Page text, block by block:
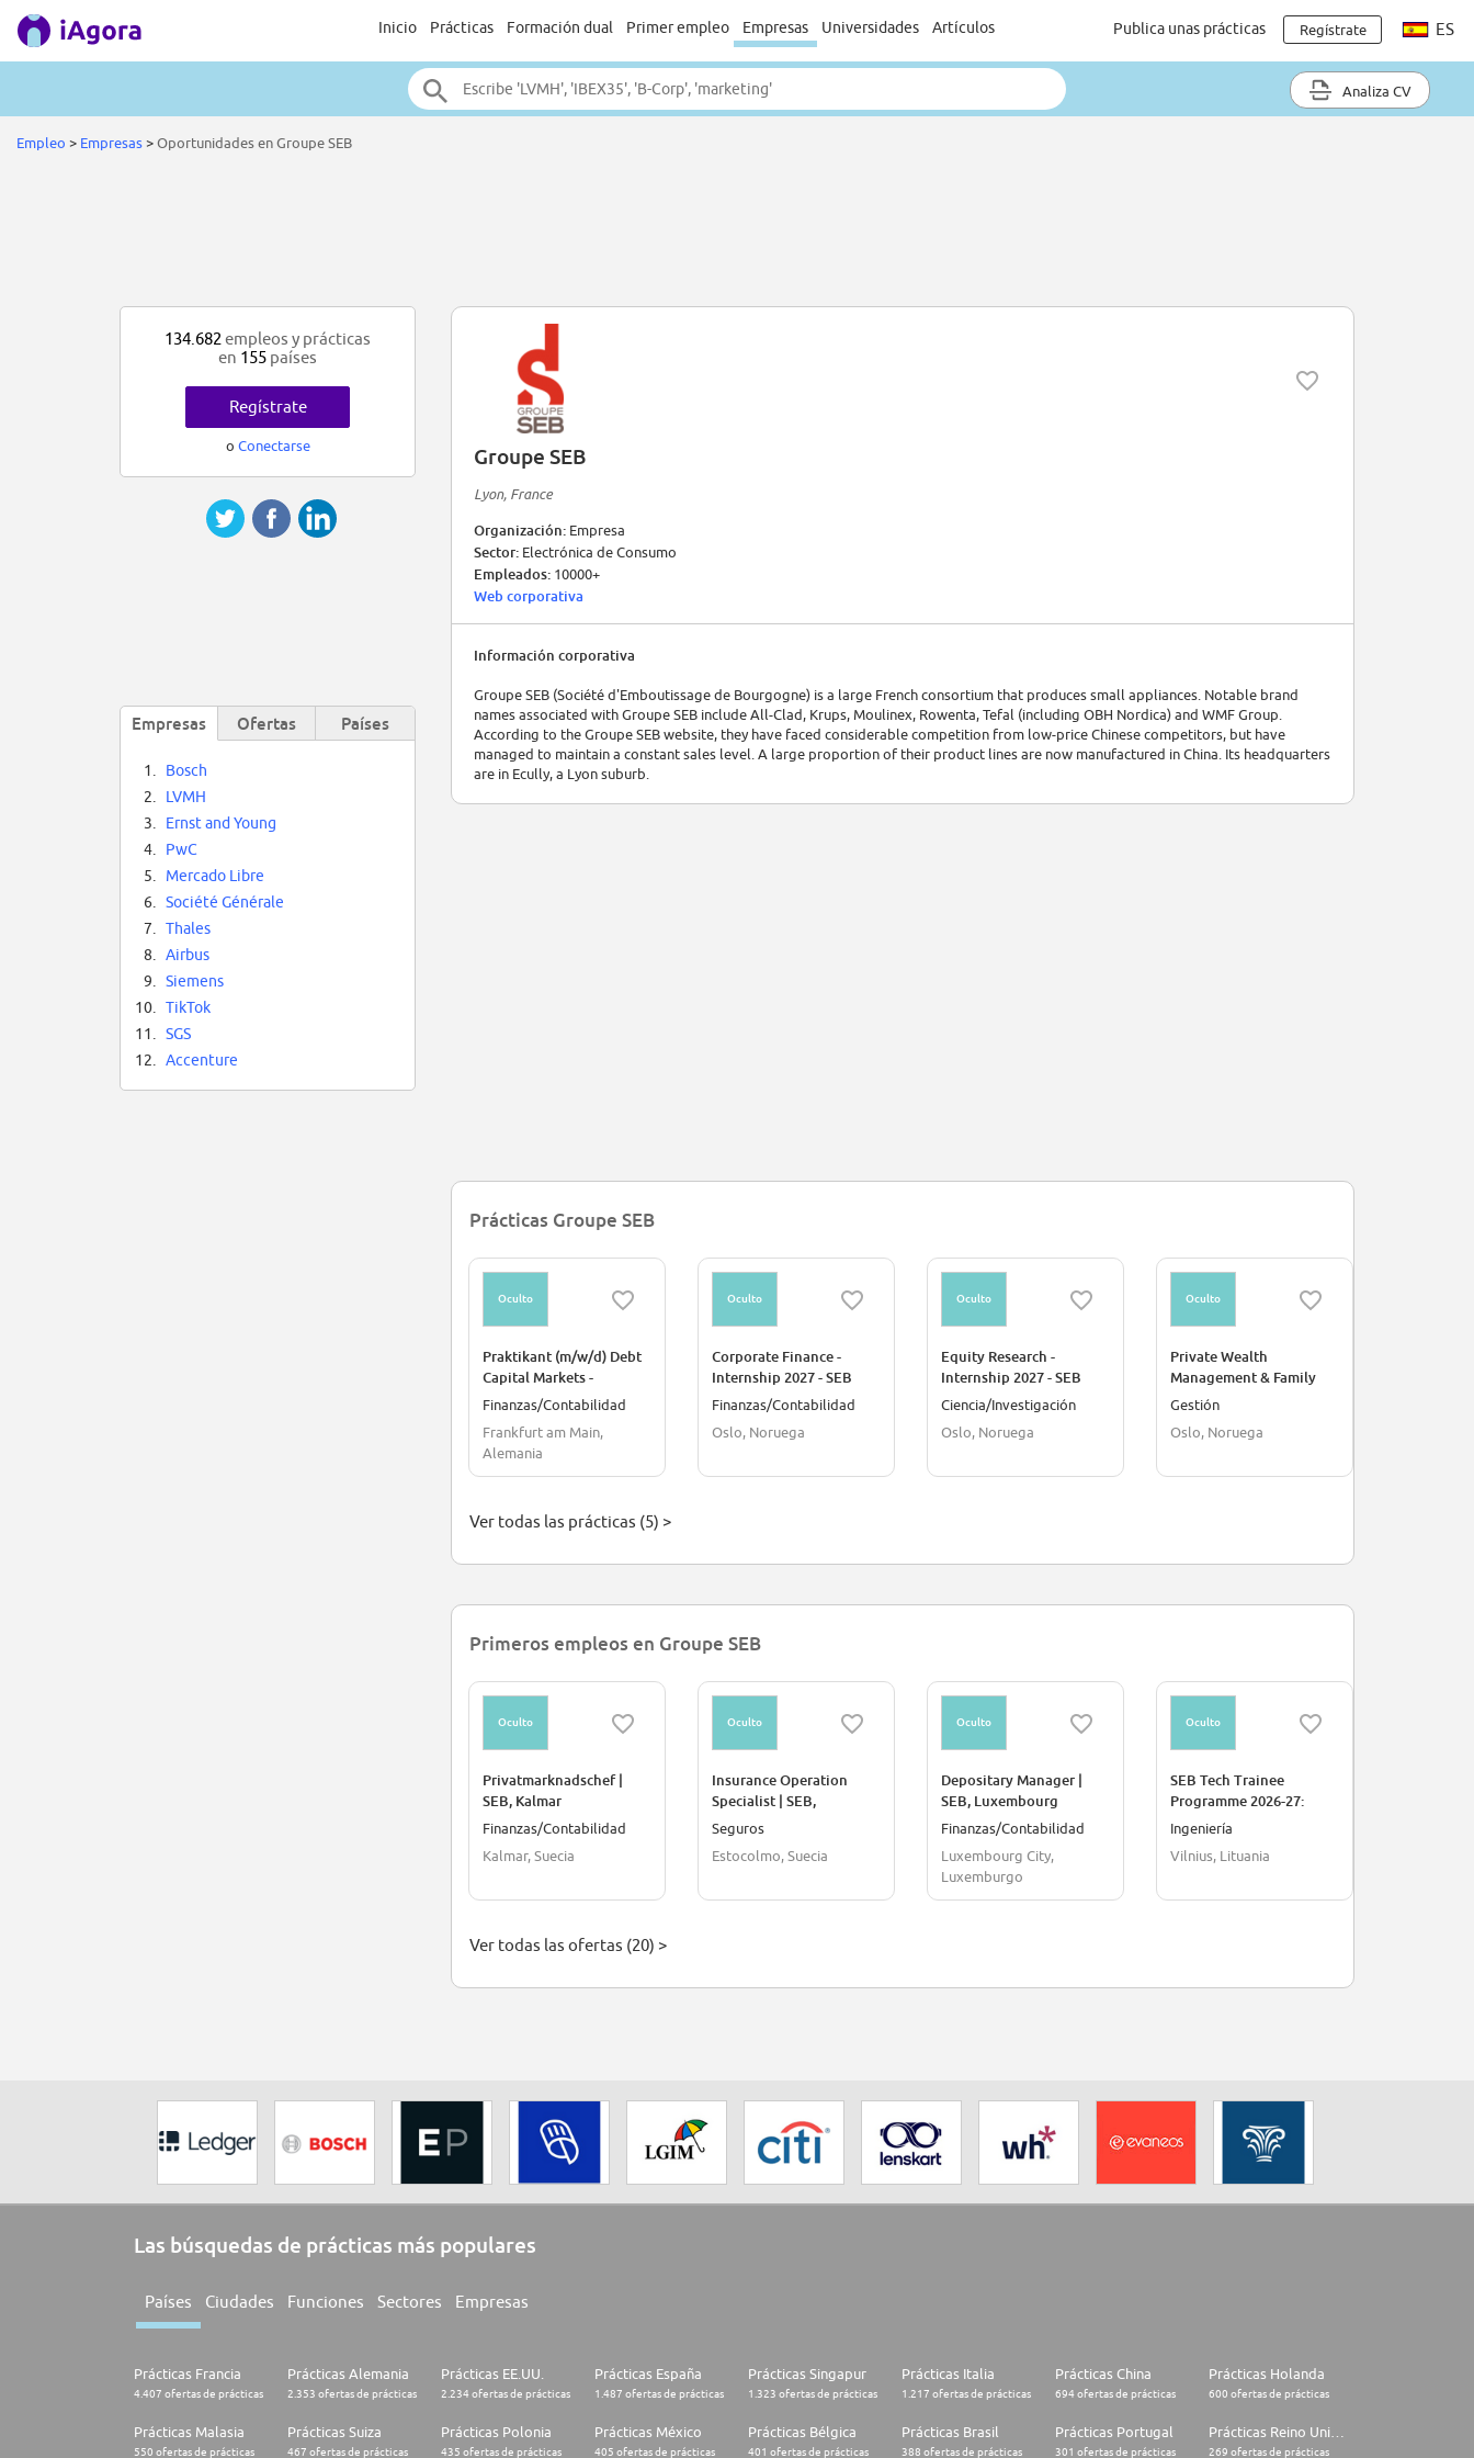
Inicio Prácticas Formación dual Primer empleo Empresas Universidades Artículos Publica unas prácticas Regístrate ES
Analiza CV
Empleo > Empresas>Oportunidades en Groupe SEB
Groupe SEB
Lyon, France
Organización: Empresa
Sector: Electrónica de Consumo
Empleados: 10000+
Web corporativa
Información corporativa
Groupe SEB (Société d'Emboutissage de Bourgogne) is a large French consortium that produces small appliances. Notable brand
names associated with Groupe SEB include All-Clad, Krups, Moulinex, Rowenta, Tefal (including OBH Nordica) and WMF Group.
According to the Groupe SEB website, they have faced considerable competition from low-price Chinese competitors, but have
managed to maintain a constant sales level. A large proportion of their product lines are now manufactured in China. Its headquarters
are in Ecully, a Lyon suburb.
Prácticas Groupe SEB
Oculto
Praktikant (m/w/d) Debt
Capital Markets -
Investment Grade Bonds
Bereich Investment
Banking
Finanzas/Contabilidad
Frankfurt am Main,
Alemania
Oculto
Corporate Finance -
Internship 2027 - SEB
Norway
Finanzas/Contabilidad
Oslo, Noruega
Oculto
Equity Research -
Internship 2027 - SEB
Norway
Ciencia/Investigación
Oslo, Noruega
Oculto
Private Wealth
Management & Family
office - Internship 2027 -
Gestión
Oslo, Noruega
Ver todas las prácticas (5) >
Primeros empleos en Groupe SEB
Oculto
Privatmarknadschef |
SEB, Kalmar
Finanzas/Contabilidad
Kalmar, Suecia
Oculto
Insurance Operation
Specialist | SEB,
Stockholm
Seguros
Estocolmo, Suecia
Oculto
Depositary Manager |
SEB, Luxembourg
Finanzas/Contabilidad
Luxembourg City,
Luxemburgo
Oculto
SEB Tech Trainee
Programme 2026-27:
Junior QA Engineer |
Ingeniería
Vilnius, Lituania
Ver todas las ofertas (20) >
134.682 empleos y prácticas
en 155 países
Regístrate
o Conectarse
Empresas Ofertas Países
1.
Bosch
2.
LVMH
3.
Ernst and Young
4.
PwC
5.
Mercado Libre
6.
Société Générale
7.
Thales
8.
Airbus
9.
Siemens
10.
TikTok
11.
SGS
12.
Accenture
Las búsquedas de prácticas más populares
Países Ciudades Funciones Sectores Empresas
Prácticas Francia
4.407 ofertas de prácticas
Prácticas Alemania
2.353 ofertas de prácticas
Prácticas EE.UU.
2.234 ofertas de prácticas
Prácticas España
1.487 ofertas de prácticas
Prácticas Singapur
1.323 ofertas de prácticas
Prácticas Italia
1.217 ofertas de prácticas
Prácticas China
694 ofertas de prácticas
Prácticas Holanda
600 ofertas de prácticas
Prácticas Malasia
550 ofertas de prácticas
Prácticas Suiza
467 ofertas de prácticas
Prácticas Polonia
435 ofertas de prácticas
Prácticas México
405 ofertas de prácticas
Prácticas Bélgica
401 ofertas de prácticas
Prácticas Brasil
388 ofertas de prácticas
Prácticas Portugal
301 ofertas de prácticas 269 ofertas de prácticas